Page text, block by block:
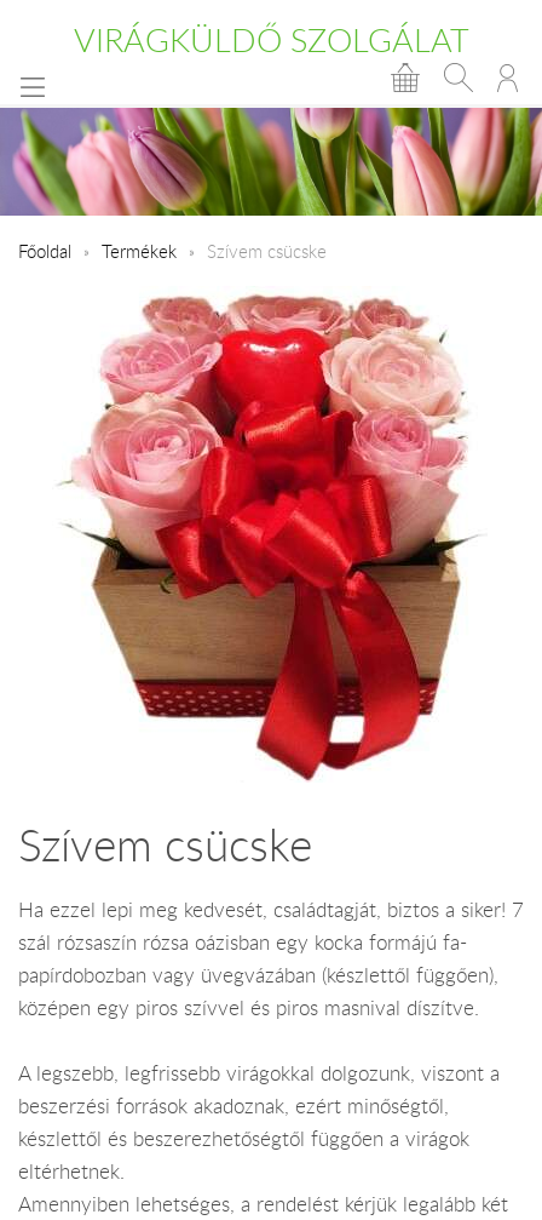
VIRÁGKÜLDŐ SZOLGÁLAT
Főoldal Termékek Szívem csücske
Szívem csücske
Ha ezzel lepi meg kedvesét, családtagját, biztos a siker! 7
szál rózsaszín rózsa oázisban egy kocka formájú fa-
papírdobozban vagy üvegvázában (készlettől függően),
középen egy piros szívvel és piros masnival díszítve.
A legszebb, legfrissebb virágokkal dolgozunk, viszont a
beszerzési források akadoznak, ezért minőségtől,
készlettől és beszerezhetőségtől függően a virágok
eltérhetnek.
Amennyiben lehetséges, a rendelést kérjük legalább két